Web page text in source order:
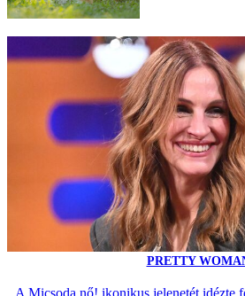
PRETTY
A Micsoda nő! ikonikus jelenetét idézte